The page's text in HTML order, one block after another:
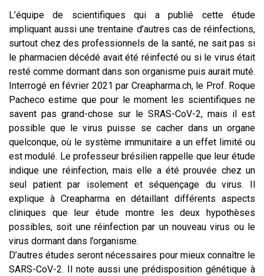
L’équipe de scientifiques qui a publié cette étude
impliquant aussi une trentaine d’autres cas de réinfections,
surtout chez des professionnels de la santé, ne sait pas si
le pharmacien décédé avait été réinfecté ou si le virus était
resté comme dormant dans son organisme puis aurait muté.
Interrogé en février 2021 par Creapharma.ch, le Prof. Roque
Pacheco estime que pour le moment les scientifiques ne
savent pas grand-chose sur le SRAS-CoV-2, mais il est
possible que le virus puisse se cacher dans un organe
quelconque, où le système immunitaire a un effet limité ou
est modulé. Le professeur brésilien rappelle que leur étude
indique une réinfection, mais elle a été prouvée chez un
seul patient par isolement et séquençage du virus. Il
explique à Creapharma en détaillant différents aspects
cliniques que leur étude montre les deux hypothèses
possibles, soit une réinfection par un nouveau virus ou le
virus dormant dans l’organisme.
D’autres études seront nécessaires pour mieux connaître le
SARS-CoV-2. Il note aussi une prédisposition génétique à